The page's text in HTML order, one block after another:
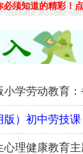
必须知道的精彩！
小学劳动教育
版）初中劳技
心理健康教育